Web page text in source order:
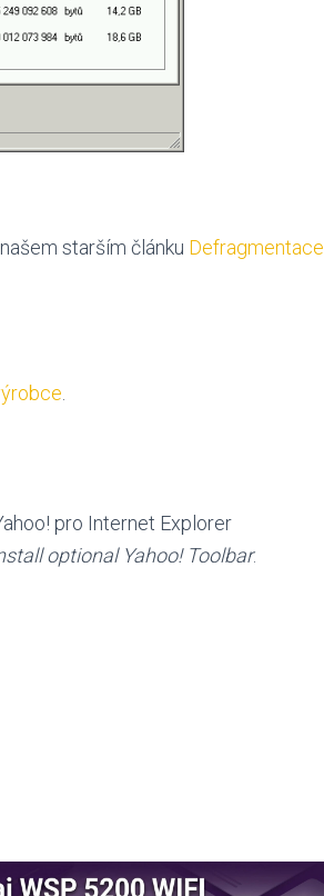
starším článku Defragmentace
pro Internet Explorer
optional Yahoo! Toolbar.